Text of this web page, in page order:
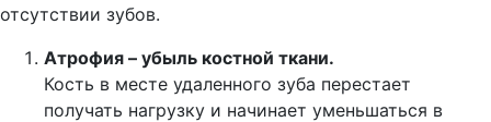
отсутствии зубов.
Атрофия – убыль костной ткани.
Кость в месте удаленного зуба перестает
получать нагрузку и начинает уменьшаться в